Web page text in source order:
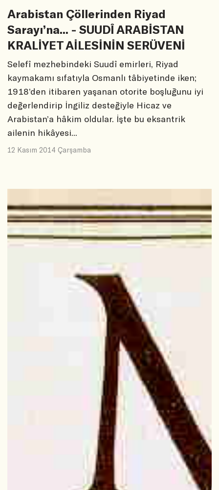
Arabistan Çöllerinden Riyad
Sarayı’na... - SUUDÎ ARABİSTAN
KRALİYET AİLESİNİN SERÜVENİ
Selefî mezhebindeki Suudî emirleri, Riyad
kaymakamı sıfatıyla Osmanlı tâbiyetinde iken;
1918’den itibaren yaşanan otorite boşluğunu iyi
değerlendirip İngiliz desteğiyle Hicaz ve
Arabistan’a hâkim oldular. İşte bu eksantrik
ailenin hikâyesi...
12 Kasım 2014 Çarşamba